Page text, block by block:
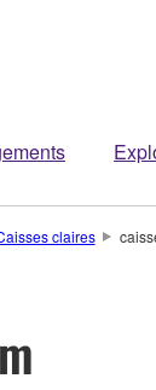
claires